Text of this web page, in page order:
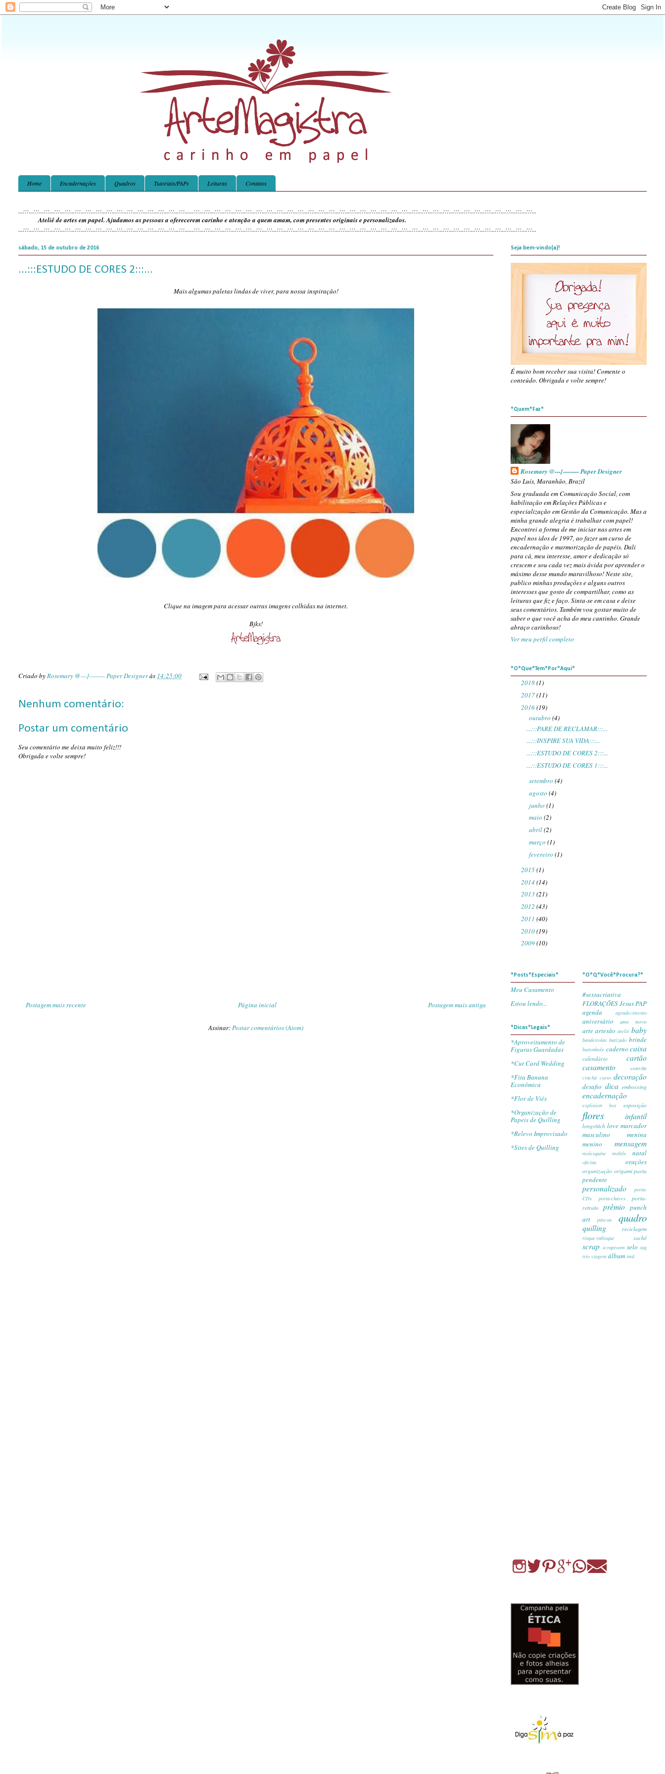
Home Encadernações Quadros Tutoriais/PAPs Leituras Contatos
...:::...:::...:::...:::...:::...:::...:::...:::...:::...:::...:::...:::...:::...:::...:::...:::......:::...:::...:::...:::...:::...:::...:::...:::...:::...:::...:::...:::...:::...:::...:::...:::...:::...:::...:::...:::...:::...:::...:::...:::...:::...:::...:::...:::...:::...:::...:::...:::...:::...
Ateliê de artes em papel. Ajudamos as pessoas a oferecerem carinho e atenção a quem amam, com presentes originais e personalizados.
...:::...:::...:::...:::...:::...:::...:::...:::...:::...:::...:::...:::...:::...:::...:::...:::......:::...:::...:::...:::...:::...:::...:::...:::...:::...:::...:::...:::...:::...:::...:::...:::...:::...:::...:::...:::...:::...:::...:::...:::...:::...:::...:::...:::...:::...:::...:::...:::...:::...
sábado, 15 de outubro de 2016
...:::ESTUDO DE CORES 2:::...
Mais algumas paletas lindas de viver, para nossa inspiração!
Clique na imagem para acessar outras imagens colhidas na internet.
Bjks!
Criado byRosemary @---}-------- Paper Designeràs 14:25:00
Nenhum comentário:
Postar um comentário
Seu comentário me deixa muito feliz!!!
Obrigada e volte sempre!
Postagem mais recente Postagem mais antiga
Página inicial
Assinar:Postar comentários (Atom)
Seja bem-vindo(a)!
É muito bom receber sua visita! Comente o
conteúdo. Obrigada e volte sempre!
*Quem*Faz*
Rosemary @---}-------- Paper Designer
São Luís, Maranhão, Brazil
Sou graduada em Comunicação Social, com
habilitação em Relações Públicas e
especialização em Gestão da Comunicação. Mas a
minha grande alegria é trabalhar com papel!
Encontrei a forma de me iniciar nas artes em
papel nos idos de 1997, ao fazer um curso de
encadernação e marmorização de papéis. Dali
para cá, meu interesse, amor e dedicação só
crescem e sou cada vez mais ávida por aprender o
máximo desse mundo maravilhoso! Neste site,
publico minhas produções e alguns outros
interesses que gosto de compartilhar, como as
leituras que fiz e faço. Sinta-se em casa e deixe
seus comentários. Também vou gostar muito de
saber o que você acha do meu cantinho. Grande
abraço carinhoso!
Ver meu perfil completo
*O*Que*Tem*Por*Aqui*
2018(1)
2017(11)
2016(19)
outubro (4)
...:::PARE DE RECLAMAR:::...
...:::INSPIRE SUA VIDA:::...
...:::ESTUDO DE CORES 2:::...
...:::ESTUDO DE CORES 1:::...
setembro (4)
agosto (4)
junho (1)
maio (2)
abril(2)
março (1)
fevereiro (1)
2015(1)
2014 (14)
2013 (21)
2012 (43)
2011 (40)
2010(19)
2009(10)
*Posts*Especiais*
Meu Casamento
Estou lendo...
*Dicas*Legais*
*Aproveitamento de
Figuras Guardadas
*Cut Card Wedding
*Fita Banana
Econômica
*Flor de Viés
*Organização de
Papeis de Quilling
*Relevo Improvisado
*Sites de Quilling
*O*Q*Você*Procura?*
#sextacriativa
FLORAÇÕESJesusPAP
agenda
agradecimento
aniversário ano novo
arte artesão ateliê baby
bandeirolas batizado brinde
buttonhole caderno caixa
calendário
cartão
casamento
convite
crachá curso decoração
desafio dica embossing
encadernação
explosion box exposição
flores infantil
longstitch love marcador
masculino
menina
menino
mensagem
molesquine móbile natal
oficina orações
organização origami pasta
pendente
personalizado
porta-
CDs
porta-chaves
porta-
retrato prêmio punch
art
páscoa quadro
quilling reciclagem
risque-rabisque sachê
scrap scraproom selo tag
trio viagem álbum ímã